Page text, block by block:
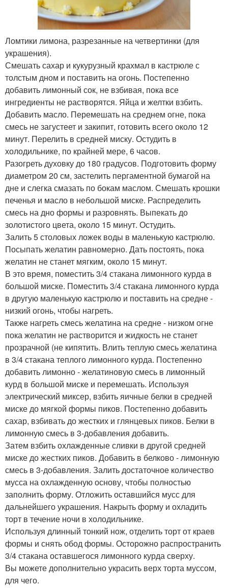
Ломтики лимона, разрезанные на четвертинки (для
украшения).
Смешать сахар и кукурузный крахмал в кастрюле с
толстым дном и поставить на огонь. Постепенно
добавить лимонный сок, не взбивая, пока все
ингредиенты не растворятся. Яйца и желтки взбить.
Добавить масло. Перемешать на среднем огне, пока
смесь не загустеет и закипит, готовить всего около 12
минут. Перелить в средней миску. Остудить в
холодильнике, по крайней мере, 6 часов.
Разогреть духовку до 180 градусов. Подготовить форму
диаметром 20 см, застелить пергаментной бумагой на
дне и слегка смазать по бокам маслом. Смешать крошки
печенья и масло в небольшой миске. Распределить
смесь на дно формы и разровнять. Выпекать до
золотистого цвета, около 15 минут. Остудить.
Залить 5 столовых ложек воды в маленькую кастрюлю.
Посыпать желатин равномерно. Дать постоять, пока
желатин не станет мягким, около 15 минут.
В это время, поместить 3/4 стакана лимонного курда в
большой миске. Поместить 3/4 стакана лимонного курда
в другую маленькую кастрюлю и поставить на средне -
низкий огонь, чтобы нагреть.
Также нагреть смесь желатина на средне - низком огне
пока желатин не растворится и жидкость не станет
прозрачной (не кипятить. Влить теплую смесь желатина
в 3/4 стакана теплого лимонного курда. Постепенно
добавить лимонно - желатиновую смесь в лимонный
курд в большой миске и перемешать. Используя
электрический миксер, взбить яичные белки в средней
миске до мягкой формы пиков. Постепенно добавить
сахар, взбивать до жестких и глянцевых пиков. Белки в
лимонную смесь в 3-добавления добавить.
Затем взбить охлажденные сливки в другой средней
миске до жестких пиков. Добавить в белково - лимонную
смесь в 3-добавления. Залить достаточное количество
мусса на охлажденную основу, чтобы полностью
заполнить форму. Отложить оставшийся мусс для
дальнейшего украшения. Накрыть форму и охладить
торт в течение ночи в холодильнике.
Используя длинный тонкий нож, отделить торт от краев
формы и снять обод формы. Осторожно распространить
3/4 стакана оставшегося лимонного курда сверху.
Вы можете дополнительно украсить верх торта муссом,
для чего.